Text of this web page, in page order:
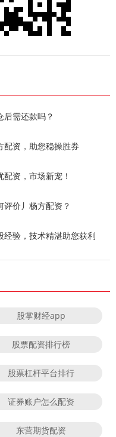
后需还款吗？
配资，助您稳操胜券
资，市场新宠！
价丿杨方配资？
经验，技术精湛助您获利
股掌财经app
股票配资排行榜
股票杠杆平台排行
证券账户怎么配资
东营期货配资